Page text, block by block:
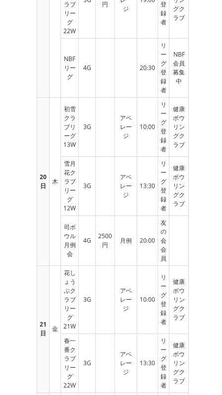
ラブ
リー
グ
22W
円
ジ
登
録
者
グク
ラブ
NBF
リー
グ
4G 20:30
リ
ー
グ
登
録
者
NBF
会員
募集
中
20
日
木
初雪
クラ
ブリ
ーグ
13W
3G
アベ
レー
ジ
10:00
リ
ー
グ
登
録
者
健康
ボウ
リン
グク
ラブ
雪月
花ク
ラブ
リー
グ
12W
3G
アベ
レー
ジ
13:30
リ
ー
グ
登
録
者
健康
ボウ
リン
グク
ラブ
司ボ
ウル
月例
会
4G
2500
円
月例 20:00
友
の
会
会
員
21
日
金
花し
ょう
ぶク
ラブ
リー
グ
21W
3G
アベ
レー
ジ
10:00
リ
ー
グ
登
録
者
健康
ボウ
リン
グク
ラブ
春一
番ク
ラブ
リー
グ
22W
3G
アベ
レー
ジ
13:30
リ
ー
グ
登
録
者
健康
ボウ
リン
グク
ラブ